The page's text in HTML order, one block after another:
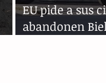
EU pide a sus
abandonen